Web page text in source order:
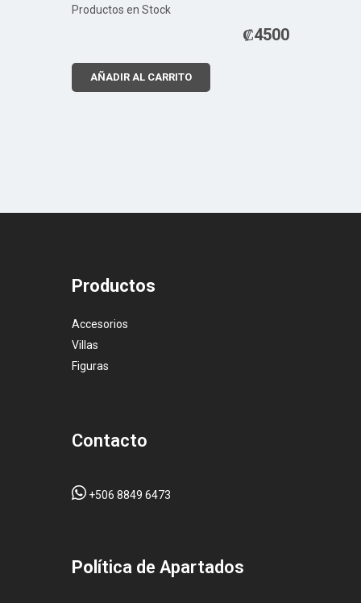
Productos en Stock
₡4500
AÑADIR AL CARRITO
Productos
Accesorios
Villas
Figuras
Contacto
+506 8849 6473
Pol ítica de Apartados